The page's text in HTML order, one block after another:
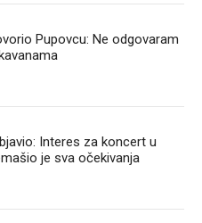
Pupovcu: Ne odgovaram
Interes za koncert u
je sva očekivanja